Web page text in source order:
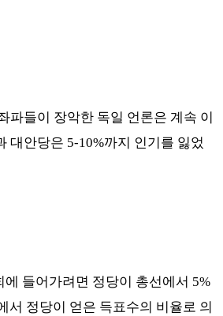
파들이 장악한 독일 언론은 계속 이
대안당은 5-10%까지 인기를 잃었
에 들어가려면 정당이 총선에서 5%
서 정당이 얻은 득표수의 비율로 의